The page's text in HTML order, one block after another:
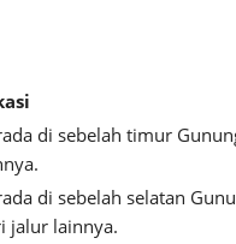
di sebelah timur
di sebelah selatan
jalur lainnya.